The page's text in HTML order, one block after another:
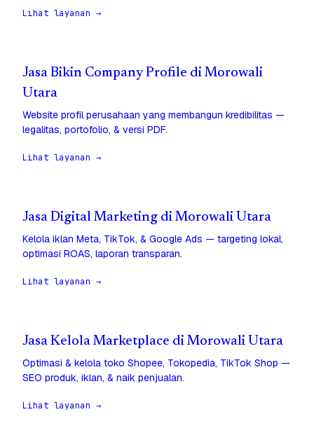
Lihat layanan →
Jasa Bikin Company Profile di Morowali
Utara
Website profil perusahaan yang membangun kredibilitas —
legalitas, portofolio, & versi PDF.
Lihat layanan →
Jasa Digital Marketing di Morowali Utara
Kelola iklan Meta, TikTok, & Google Ads — targeting lokal,
optimasi ROAS, laporan transparan.
Lihat layanan →
Jasa Kelola Marketplace di Morowali Utara
Optimasi & kelola toko Shopee, Tokopedia, TikTok Shop —
SEO produk, iklan, & naik penjualan.
Lihat layanan →